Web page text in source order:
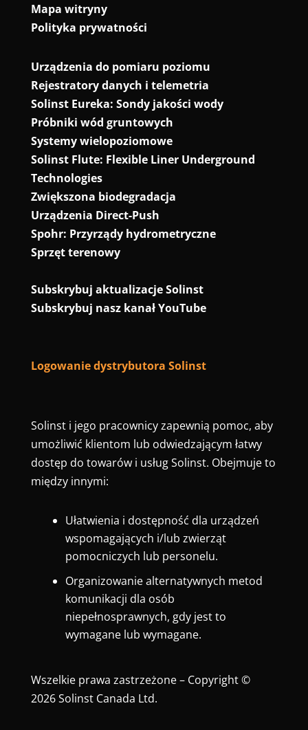
Mapa witryny
Polityka prywatności
Urządzenia do pomiaru poziomu
Rejestratory danych i telemetria
Solinst Eureka: Sondy jakości wody
Próbniki wód gruntowych
Systemy wielopoziomowe
Solinst Flute: Flexible Liner Underground
Technologies
Zwiększona biodegradacja
Urządzenia Direct-Push
Spohr: Przyrządy hydrometryczne
Sprzęt terenowy
Subskrybuj aktualizacje Solinst
Subskrybuj nasz kanał YouTube
Logowanie dystrybutora Solinst
Solinst i jego pracownicy zapewnią pomoc, aby
umożliwić klientom lub odwiedzającym łatwy
dostęp do towarów i usług Solinst. Obejmuje to
między innymi:
Ułatwienia i dostępność dla urządzeń
wspomagających i/lub zwierząt
pomocniczych lub personelu.
Organizowanie alternatywnych metod
komunikacji dla osób
niepełnosprawnych, gdy jest to
wymagane lub wymagane.
Wszelkie prawa zastrzeżone – Copyright ©
2026 Solinst Canada Ltd.